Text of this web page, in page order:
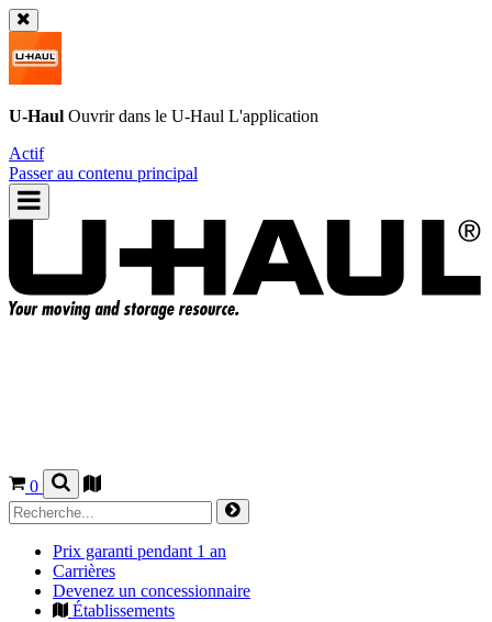
U-Haul Ouvrir dans le U-Haul L'application
Actif
Passer au contenu principal
0
Prix garanti pendant 1 an
Carrières
Devenez un concessionnaire
Établissements